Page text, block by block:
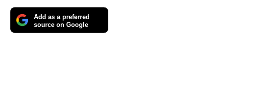
Add as a preferred
source on Google